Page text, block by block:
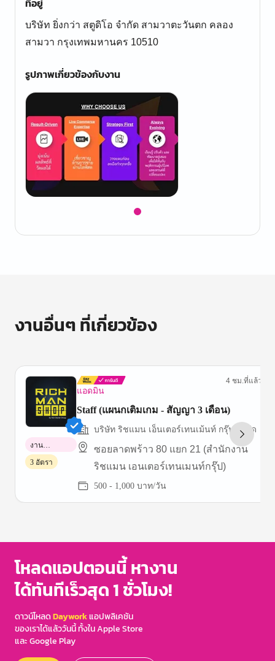
ที่อยู่
บริษัท ยิ่งกว่า สตูดิโอ จำกัด สามวาตะวันตก คลอง
สามวา กรุงเทพมหานคร 10510
รูปภาพเกี่ยวข้องกับงาน
งานอื่นๆ ที่เกี่ยวข้อง
แอดมิน
4 ชม.ที่แล้ว
Staff (แผนกเติมเกม - สัญญา 3 เดือน)
บริษัท ริชแมน เอ็นเตอร์เทนเม้นท์ กรุ๊ป จำกัด
ซอยลาดพร้าว 80 แยก 21 (สำนักงาน
ริชแมน เอนเตอร์เทนเมนท์กรุ๊ป)
500 - 1,000 บาท/วัน
งาน
พาร์ทไทม์
3 อัตรา
of
โหลดแอปตอนนี้ หางาน
ได้ทันทีเร็วสุด 1 ชั่วโมง!
ดาวน์โหลดDayworkแอปพลิเคชัน
ของเราได้แล้ววันนี้ ทั้งใน Apple Store
และ Google Play